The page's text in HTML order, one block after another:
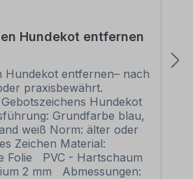
Hundekot entfernen
Hundekot entfernen– nach
praxisbewährt.
Hundekot
Grundfarbe blau,
weiß Norm: älter oder
Zeichen Material:
Folie PVC - Hartschaum
2 mm Abmessungen: